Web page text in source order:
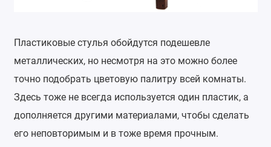
Пластиковые стулья обойдутся подешевле
металлических, но несмотря на это можно более
точно подобрать цветовую палитру всей комнаты.
Здесь тоже не всегда используется один пластик, а
дополняется другими материалами, чтобы сделать
его неповторимым и в тоже время прочным.